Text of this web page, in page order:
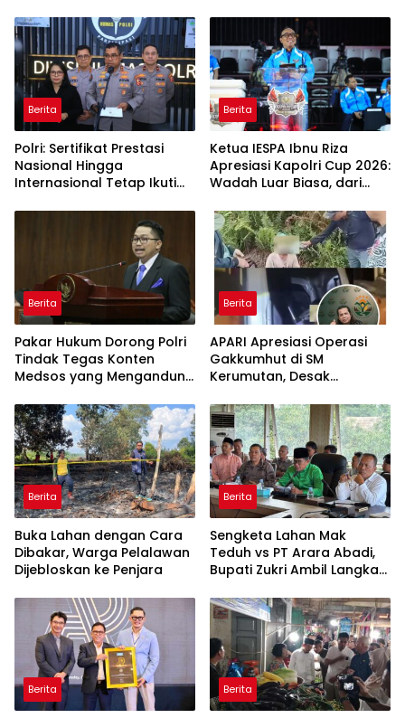
Polres Sejak Juli
Berita
Polri: Sertifikat Prestasi
Nasional Hingga
Internasional Tetap Ikuti
Rekrutmen Polri
Berita
Ketua IESPA Ibnu Riza
Apresiasi Kapolri Cup 2026:
Wadah Luar Biasa, dari
Nasional
Berita
Pakar Hukum Dorong Polri
Tindak Tegas Konten
Medsos yang Mengandung
Berita
APARI Apresiasi Operasi
Gakkumhut di SM
Kerumutan, Desak
Jaringan Pembalak Liar
Berita
Buka Lahan dengan Cara
Dibakar, Warga Pelalawan
Dijebloskan ke Penjara
Berita
Sengketa Lahan Mak
Teduh vs PT Arara Abadi,
Bupati Zukri Ambil Langkah
Berita Berita